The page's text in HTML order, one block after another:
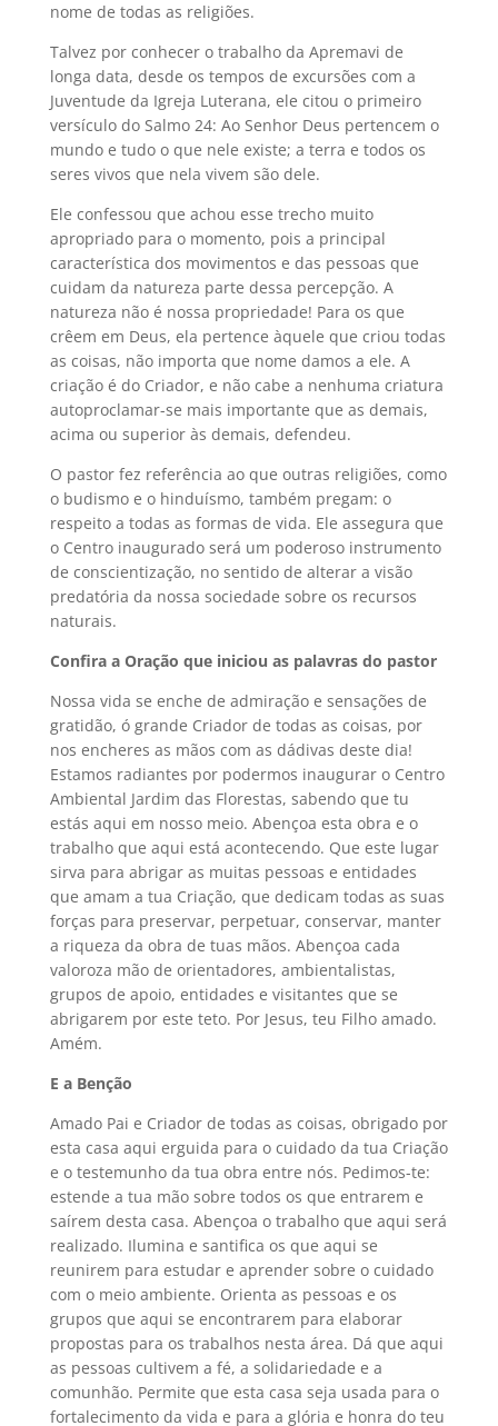
nome de todas as religiões.
Talvez por conhecer o trabalho da Apremavi de
longa data, desde os tempos de excursões com a
Juventude da Igreja Luterana, ele citou o primeiro
versículo do Salmo 24: Ao Senhor Deus pertencem o
mundo e tudo o que nele existe; a terra e todos os
seres vivos que nela vivem são dele.
Ele confessou que achou esse trecho muito
apropriado para o momento, pois a principal
característica dos movimentos e das pessoas que
cuidam da natureza parte dessa percepção. A
natureza não é nossa propriedade! Para os que
crêem em Deus, ela pertence àquele que criou todas
as coisas, não importa que nome damos a ele. A
criação é do Criador, e não cabe a nenhuma criatura
autoproclamar-se mais importante que as demais,
acima ou superior às demais, defendeu.
O pastor fez referência ao que outras religiões, como
o budismo e o hinduísmo, também pregam: o
respeito a todas as formas de vida. Ele assegura que
o Centro inaugurado será um poderoso instrumento
de conscientização, no sentido de alterar a visão
predatória da nossa sociedade sobre os recursos
naturais.
Confira a Oração que iniciou as palavras do pastor
Nossa vida se enche de admiração e sensações de
gratidão, ó grande Criador de todas as coisas, por
nos encheres as mãos com as dádivas deste dia!
Estamos radiantes por podermos inaugurar o Centro
Ambiental Jardim das Florestas, sabendo que tu
estás aqui em nosso meio. Abençoa esta obra e o
trabalho que aqui está acontecendo. Que este lugar
sirva para abrigar as muitas pessoas e entidades
que amam a tua Criação, que dedicam todas as suas
forças para preservar, perpetuar, conservar, manter
a riqueza da obra de tuas mãos. Abençoa cada
valoroza mão de orientadores, ambientalistas,
grupos de apoio, entidades e visitantes que se
abrigarem por este teto. Por Jesus, teu Filho amado.
Amém.
E a Benção
Amado Pai e Criador de todas as coisas, obrigado por
esta casa aqui erguida para o cuidado da tua Criação
e o testemunho da tua obra entre nós. Pedimos-te:
estende a tua mão sobre todos os que entrarem e
saírem desta casa. Abençoa o trabalho que aqui será
realizado. Ilumina e santifica os que aqui se
reunirem para estudar e aprender sobre o cuidado
com o meio ambiente. Orienta as pessoas e os
grupos que aqui se encontrarem para elaborar
propostas para os trabalhos nesta área. Dá que aqui
as pessoas cultivem a fé, a solidariedade e a
comunhão. Permite que esta casa seja usada para o
fortalecimento da vida e para a glória e honra do teu